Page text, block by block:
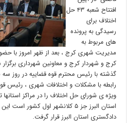
افتتاح شعبه ۴۳ حل
اختلاف برای
رسیدگی به پرونده
های مربوط به
مدیریت شهری کرج ، بعد از ظهر امروز با
کرج و شهردار کرج و معاونین شهرداری برگزار
گذشته با رئیس محترم قوه قضاییه در روز سه
رابطه با مشکلات و اختلافات شهری ، رئیس
ویژه ی شورای حل اختلاف را در مراکز
استان البرز جز ۵ کلانشهر اول
دادگستری استان البرز قرار گرفت.